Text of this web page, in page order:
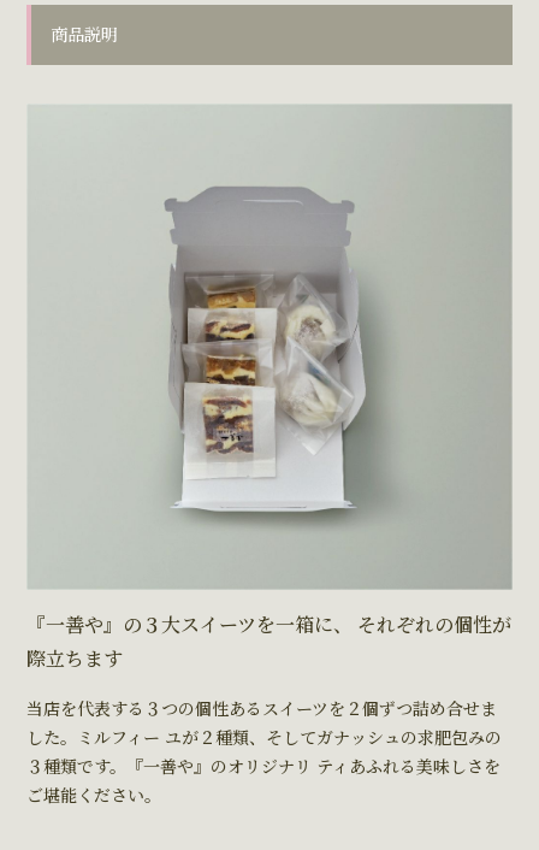
商品説明
『⼀善や』の３⼤スイーツを⼀箱に、 それぞれの個性が
際⽴ちます
当店を代表する３つの個性あるスイーツを２個ずつ詰め合せま
した。ミルフィー ユが２種類、そしてガナッシュの求肥包みの
３種類です。『⼀善や』のオリジナリ ティあふれる美味しさを
ご堪能ください。